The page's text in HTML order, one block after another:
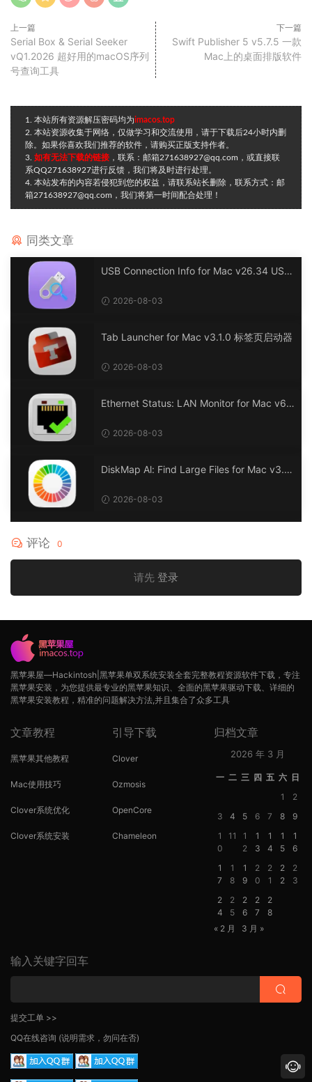
上一篇
Serial Box & Serial Seeker
vQ1.2026 超好用的macOS序列
号查询工具
下一篇
Swift Publisher 5 v5.7.5 一款
Mac上的桌面排版软件
1. 本站所有资源解压密码均为imacos.top
2. 本站资源收集于网络，仅做学习和交流使用，请于下载后24小时内删
除。如果你喜欢我们推荐的软件，请购买正版支持作者。
3. 如有无法下载的链接 ，联系：邮箱271638927@qq.com，或直接联
系QQ271638927进行反馈，我们将及时进行处理。
4. 本站发布的内容若侵犯到您的权益，请联系站长删除，联系方式：邮
箱271638927@qq.com，我们将第一时间配合处理！
同类文章
USB Connection Info for Mac v26.34 USB
2026-08-03
Tab Launcher for Mac v3.1.0 标签页启动器
2026-08-03
Ethernet Status: LAN Monitor for Mac v6.
2026-08-03
DiskMap Al: Find Large Files for Mac v3.1
2026-08-03
评论 0
请先 登录
黑苹果屋—Hackintosh|黑苹果单双系统安装全套完整教程资源软件下载，专注
黑苹果安装，为您提供最专业的黑苹果知识、全面的黑苹果驱动下载、详细的
黑苹果安装教程，精准的问题解决方法,并且集合了众多工具
文章教程
黑苹果其他教程
Mac使用技巧
Clover系统优化
Clover系统安装
引导下载
Clover
Ozmosis
OpenCore
Chameleon
归档文章
2026 年 3 月
一 二 三 四 五 六 日
1
2
3
4 5 6 7 8
9
1
0
11
1
2
1
3
1
4
1
5
1
6
1
7
1
8
1
9
2
0
2
1
2
2
2
3
2
4
2
5
2
6
2
7
2
8
« 2 月
3 月 »
输入关键字回车
提交工单 >>
QQ在线咨询 (说明需求，勿问在否)